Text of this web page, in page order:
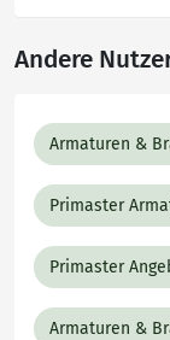
Andere
Armaturen &
Primaster
Primaster
Armaturen &